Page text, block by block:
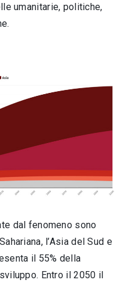
umanitarie, politiche,
dal fenomeno sono
l’Asia del Sud e
il 55% della
Entro il 2050 il